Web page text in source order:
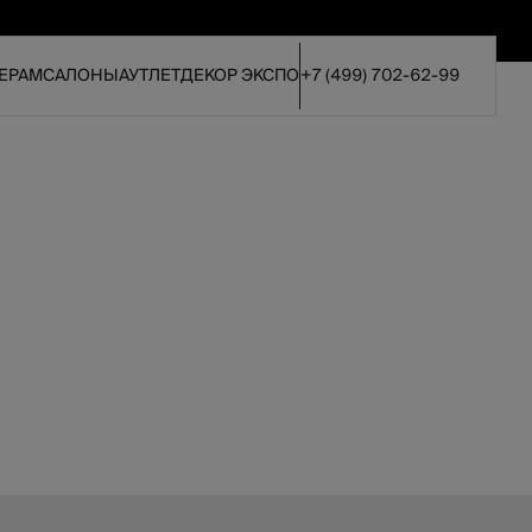
САЛОНЫАУТЛЕТДЕКОР ЭКСПО+7 (499) 702-62-99